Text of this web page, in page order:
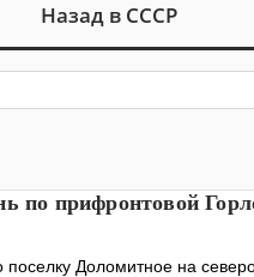
Назад в СССР
по прифронтовой
поселку Доломитное на